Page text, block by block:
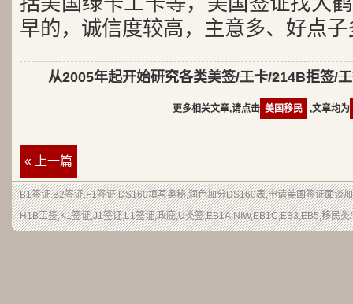
早的，诚信度较高，主意多、好点子
从2005年起开始研究各类美签/工卡/214B拒签/
更多相关文章,请点击 美国移民 ,文章均为
« 上一篇
B1签证.B2签证.F1签证.DS160填写奥秘,润色加分DS160表,申请美国签证面谈
H1B工签,K1签证,J1签证,L1签证,政庇,U类签,EB1A,NIW,EB1C,EB3,EB5,移民